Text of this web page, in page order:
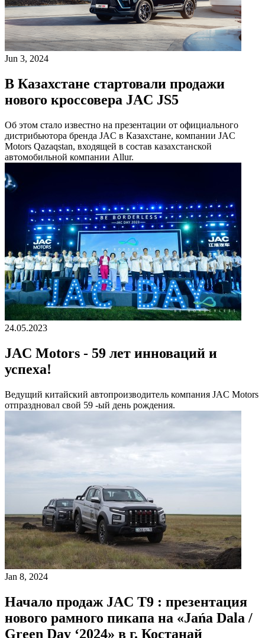
Jun 3, 2024
В Казахстане стартовали продажи
нового кроссовера JAC JS5
Об этом стало известно на презентации от официального
дистрибьютора бренда JAC в Казахстане, компании JAC
Motors Qazaqstan, входящей в состав казахстанской
автомобильной компании Allur.
24.05.2023
JAC Motors - 59 лет инноваций и
успеха!
Ведущий китайский автопроизводитель компания JAC Motors
отпраздновал свой 59 -ый день рождения.
Jan 8, 2024
Начало продаж JAC T9 : презентация
нового рамного пикапа на «Jańa Dala /
Green Day ‘2024» в г. Костанай